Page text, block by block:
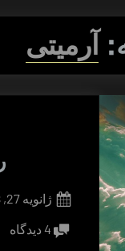
آرمیتی
Posted
ژانویه 27, 2018
4 دیدگاه